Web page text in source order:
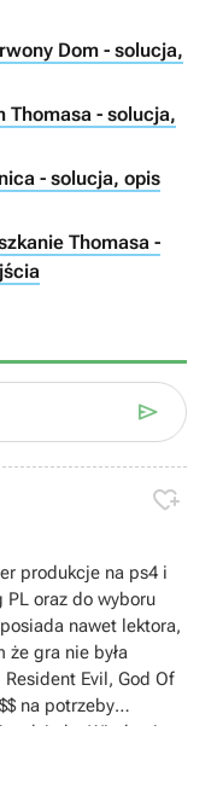
Dom - solucja,
Thomasa - solucja,
- solucja, opis
Thomasa -


produkcje na ps4 i
oraz do wyboru
nawet lektora,
gra nie była
Evil, God Of
na potrzeby
tak ja by Wiedzmin
Napisy PL, a w